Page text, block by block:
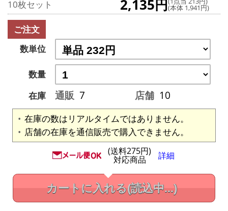
10枚セット 2,135円(本体 1,941円)
ご注文
数単位
数量
在庫
通販 7 店舗 10
在庫の数はリアルタイムではありません。
店舗の在庫を通信販売で購入できません。
(送料275円)
対応商品 詳細
カートに入れる(読込中...)